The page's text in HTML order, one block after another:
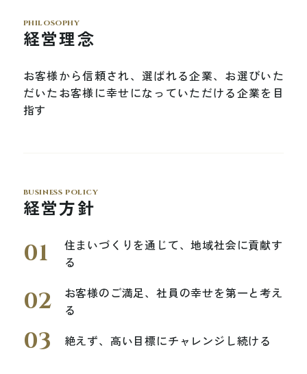
philosophy
経営理念
お客様から信頼され、選ばれる企業、 お選びいた
だいたお客様に幸せになっていただける企業を目
指す
business policy
経営方針
住まいづくりを通じて、地域社会に貢献す
る
お客様のご満足、社員の幸せを第一と考え
る
絶えず、高い目標にチャレンジし続ける